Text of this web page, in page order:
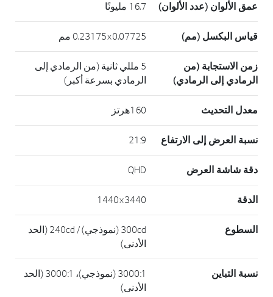
عمق الألوان (عدد الألوان) 16.7 مليونًا
قياس البكسل (مم) 0.07725×0.23175 مم
زمن الاستجابة (من
الرمادي إلى الرمادي)
5 مللي ثانية (من الرمادي إلى
الرمادي بسرعة أكبر)
معدل التحديث 160هرتز
نسبة العرض إلى الارتفاع 21:9
دقة شاشة العرض QHD
الدقة 3440×1440
السطوع
300cd (نموذجي) / 240cd (الحد
الأدنى)
نسبة التباين
3000:1 (نموذجي)، 3000:1 (الحد
الأدنى)